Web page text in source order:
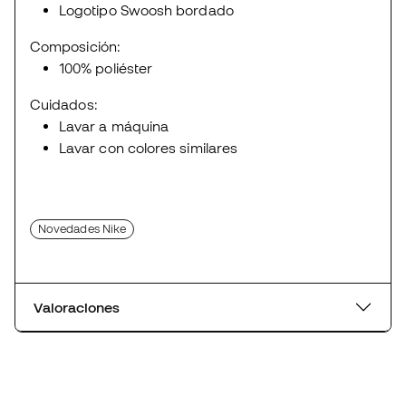
Logotipo Swoosh bordado
Composición:
100% poliéster
Cuidados:
Lavar a máquina
Lavar con colores similares
Novedades Nike
Valoraciones